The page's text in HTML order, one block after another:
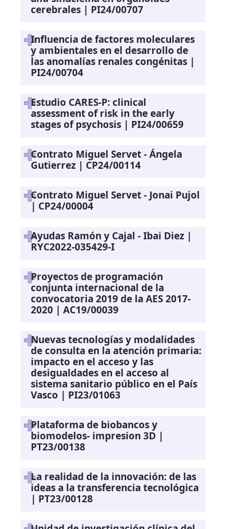
cerebrales | PI24/00707
Influencia de factores moleculares
y ambientales en el desarrollo de
las anomalías renales congénitas |
PI24/00704
Estudio CARES-P: clinical
assessment of risk in the early
stages of psychosis | PI24/00659
Contrato Miguel Servet - Ángela
Gutierrez | CP24/00114
Contrato Miguel Servet - Jonai Pujol
| CP24/00004
Ayudas Ramón y Cajal - Ibai Diez |
RYC2022-035429-I
Proyectos de programación
conjunta internacional de la
convocatoria 2019 de la AES 2017-
2020 | AC19/00039
Nuevas tecnologías y modalidades
de consulta en la atención primaria:
impacto en el acceso y las
desigualdades en el acceso al
sistema sanitario público en el País
Vasco | PI23/01063
Plataforma de biobancos y
biomodelos- impresion 3D |
PT23/00138
La realidad de la innovación: de las
ideas a la transferencia tecnológica
| PT23/00128